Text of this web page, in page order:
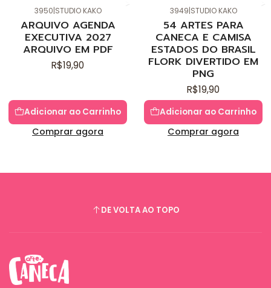
3950|STUDIO KAKO
ARQUIVO AGENDA
EXECUTIVA 2027
ARQUIVO EM PDF
R$19,90
Adicionar ao Carrinho
Comprar agora
3949|STUDIO KAKO
54 ARTES PARA
CANECA E CAMISA
ESTADOS DO BRASIL
FLORK DIVERTIDO EM
PNG
R$19,90
Adicionar ao Carrinho
Comprar agora
DE VOLTA AO TOPO